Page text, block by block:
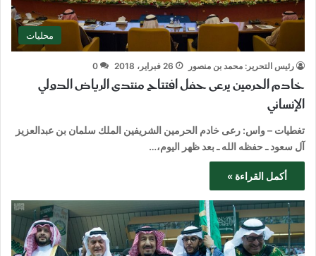
محليات
رئيس التحرير: محمد بن منصور 26 فبراير، 2018 0
خادم الحرمين يرعى حفل افتتاح منتدى الرياض الدولي
الإنساني
تغطيات – واس: رعى خادم الحرمين الشريفين الملك سلمان بن عبدالعزيز
آل سعود ـ حفظه الله ـ بعد ظهر اليوم،…
أكمل القراءة »